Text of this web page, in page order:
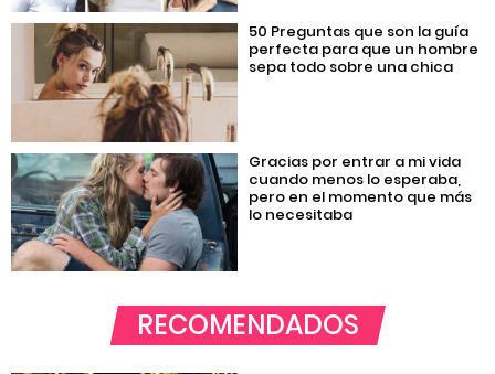
50 Preguntas que son la guía
perfecta para que un hombre
sepa todo sobre una chica
Gracias por entrar a mi vida
cuando menos lo esperaba,
pero en el momento que más
lo necesitaba
RECOMENDADOS